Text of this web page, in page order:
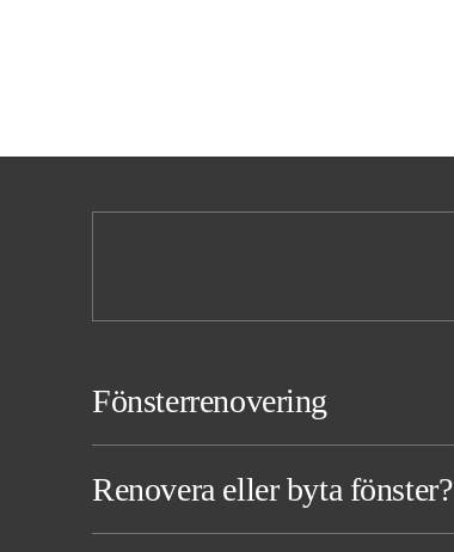
Fönsterrenovering
Renovera eller byta fönster?